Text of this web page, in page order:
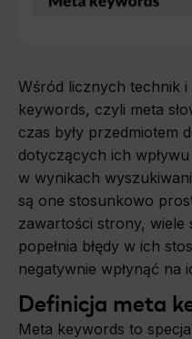
Wśród licznych technik i
keywords, czyli meta
czas były przedmiotem
dotyczących ich
w wynikach
są one stosunkowo
zawartości strony,
popełnia błędy w ich
negatywnie wpłynąć na
Definicja meta
Meta keywords to